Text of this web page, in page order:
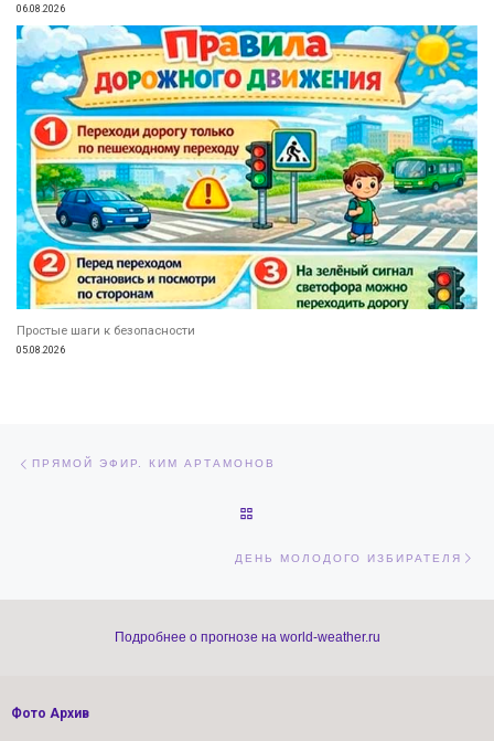
06.08.2026
Простые шаги к безопасности
05.08.2026
Навигация по записям
ПРЯМОЙ ЭФИР. КИМ АРТАМОНОВ
ДЕНЬ МОЛОДОГО ИЗБИРАТЕЛЯ
Подробнее о прогнозе на world-weather.ru
Фото Архив